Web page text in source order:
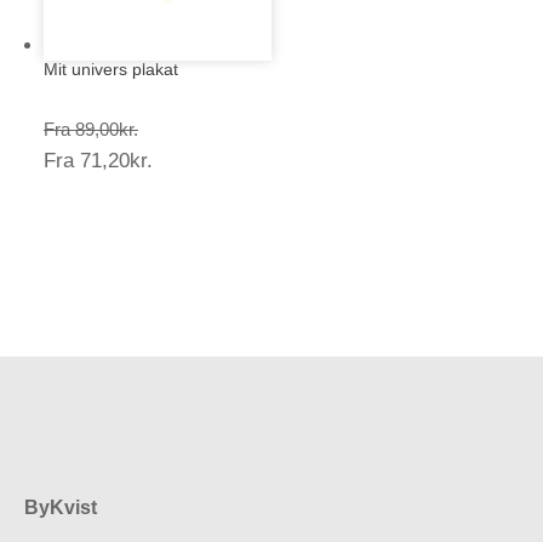
Mit univers plakat
Fra 89,00kr.Prisinterval:
89,00kr.
Fra 71,20kr.
ByKvist